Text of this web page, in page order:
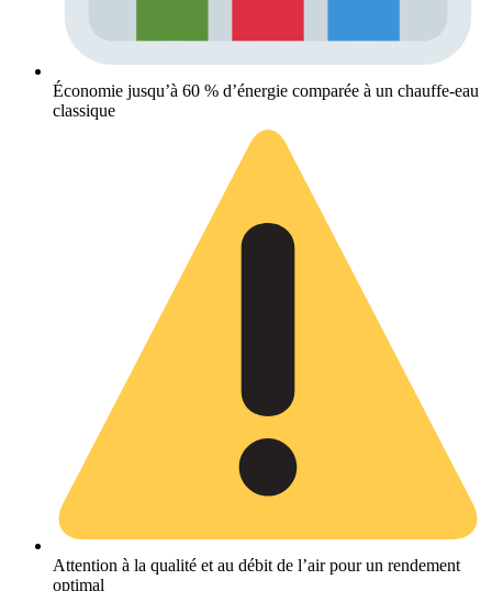
Économie jusqu’à 60 % d’énergie comparée à un chauffe-eau
classique
Attention à la qualité et au débit de l’air pour un rendement
optimal